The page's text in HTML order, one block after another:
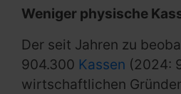
Weniger physische
Der seit Jahren zu
904.300 Kassen (2024:
wirtschaftlichen